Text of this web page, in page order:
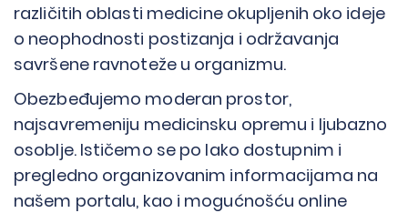
različitih oblasti medicine okupljenih oko ideje
o neophodnosti postizanja i održavanja
savršene ravnoteže u organizmu.
Obezbeđujemo moderan prostor,
najsavremeniju medicinsku opremu i ljubazno
osoblje. Ističemo se po lako dostupnim i
pregledno organizovanim informacijama na
našem portalu, kao i mogućnošću online